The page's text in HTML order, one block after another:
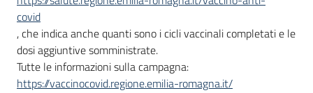
covid
, che indica anche quanti sono i cicli vaccinali completati e le
dosi aggiuntive somministrate.
Tutte le informazioni sulla campagna:
https://vaccinocovid.regione.emilia-romagna.it/